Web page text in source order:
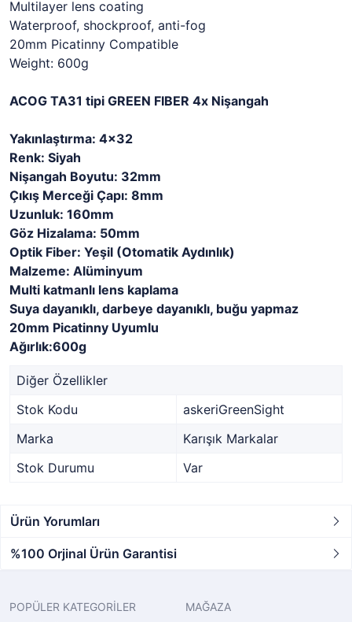
Multilayer lens coating
Waterproof, shockproof, anti-fog
20mm Picatinny Compatible
Weight: 600g
ACOG TA31 tipi GREEN FIBER 4x Nişangah
Yakınlaştırma: 4x32
Renk: Siyah
Nişangah Boyutu: 32mm
Çıkış Merceği Çapı: 8mm
Uzunluk: 160mm
Göz Hizalama: 50mm
Optik Fiber: Yeşil (Otomatik Aydınlık)
Malzeme: Alüminyum
Multi katmanlı lens kaplama
Suya dayanıklı, darbeye dayanıklı, buğu yapmaz
20mm Picatinny Uyumlu
Ağırlık:600g
Diğer Özellikler
Stok Kodu
askeriGreenSight
Marka
Karışık Markalar
Stok Durumu
Var
Ürün Yorumları
%100 Orjinal Ürün Garantisi
POPÜLER KATEGORİLER
MAĞAZA